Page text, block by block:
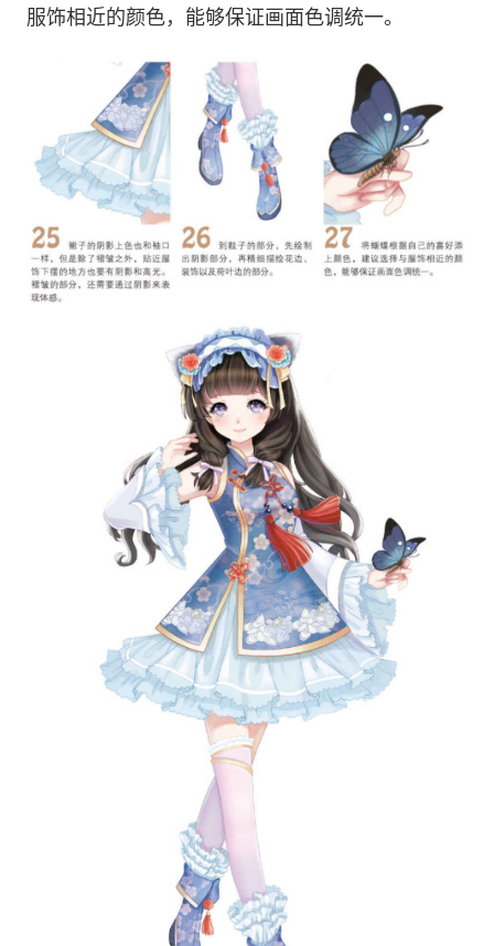
服饰相近的颜色，能够保证画面色调统一。